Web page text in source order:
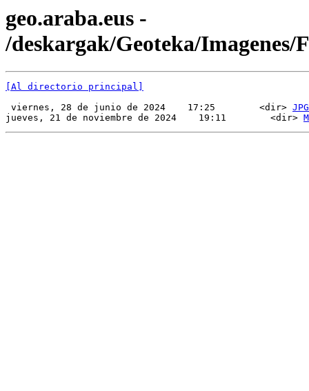
geo.araba.eus -
/deskargak/Geoteka/Imagenes/
[Al directorio principal]
viernes, 28 de junio de 2024    17:25        <dir> JPG
jueves, 21 de noviembre de 2024    19:11        <dir>